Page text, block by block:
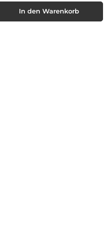
ein oder benutze die
In den Warenkorb